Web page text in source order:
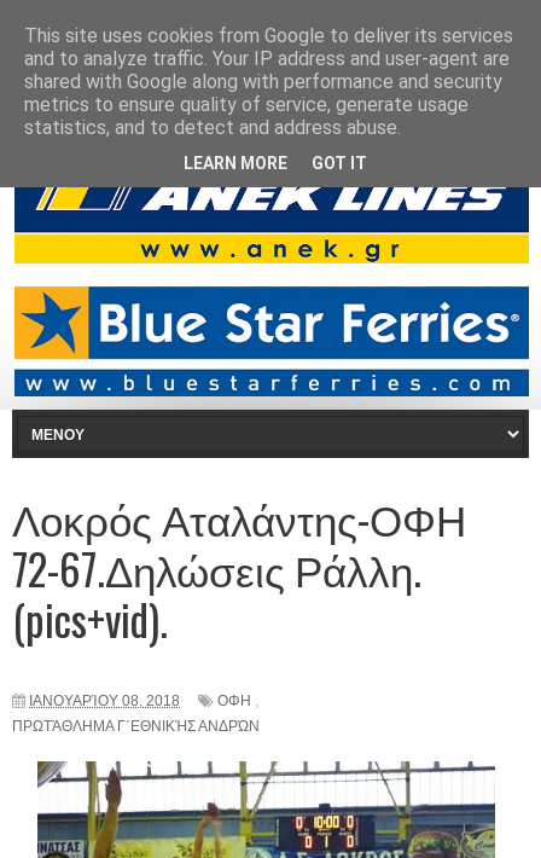
Λοκρός Αταλάντης-ΟΦΗ
72-67.Δηλώσεις Ράλλη.
(pics+vid).
ΙΑΝΟΥΑΡΊΟΥ 08, 2018 ΟΦΗ ,
ΠΡΩΤΆΘΛΗΜΑ Γ΄ΕΘΝΙΚΉΣ ΑΝΔΡΏΝ
This site uses cookies from Google to deliver its services
and to analyze traffic. Your IP address and user-agent are
shared with Google along with performance and security
metrics to ensure quality of service, generate usage
statistics, and to detect and address abuse.
LEARN MORE GOT IT